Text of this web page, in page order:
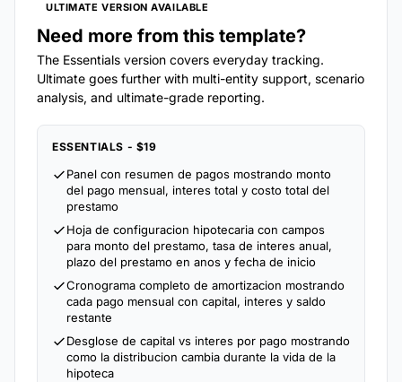
ULTIMATE VERSION AVAILABLE
Need more from this template?
The Essentials version covers everyday tracking.
Ultimate goes further with multi-entity support, scenario
analysis, and ultimate-grade reporting.
ESSENTIALS - $19
Panel con resumen de pagos mostrando monto
del pago mensual, interes total y costo total del
prestamo
Hoja de configuracion hipotecaria con campos
para monto del prestamo, tasa de interes anual,
plazo del prestamo en anos y fecha de inicio
Cronograma completo de amortizacion mostrando
cada pago mensual con capital, interes y saldo
restante
Desglose de capital vs interes por pago mostrando
como la distribucion cambia durante la vida de la
hipoteca